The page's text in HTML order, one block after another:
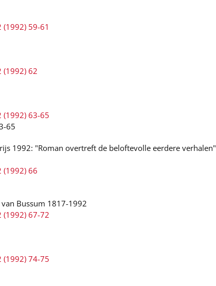
59-61
(1992) 62
(1992) 63-65
65
1992: "Roman overtreft de beloftevolle eerdere verhalen"
(1992) 66
Bussum 1817-1992
(1992) 67-72
(1992) 74-75